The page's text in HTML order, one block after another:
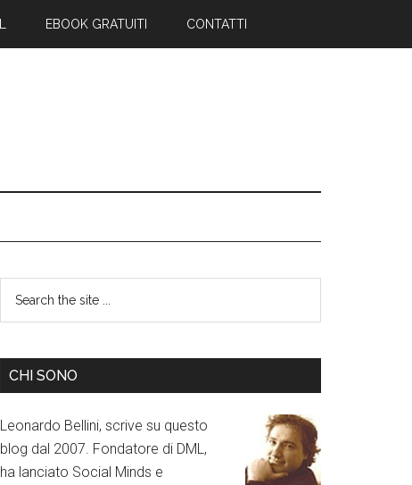
EBOOK GRATUITI CONTATTI
CHI SONO
Leonardo Bellini, scrive su questo
blog dal 2007. Fondatore di DML,
ha lanciato Social Minds e